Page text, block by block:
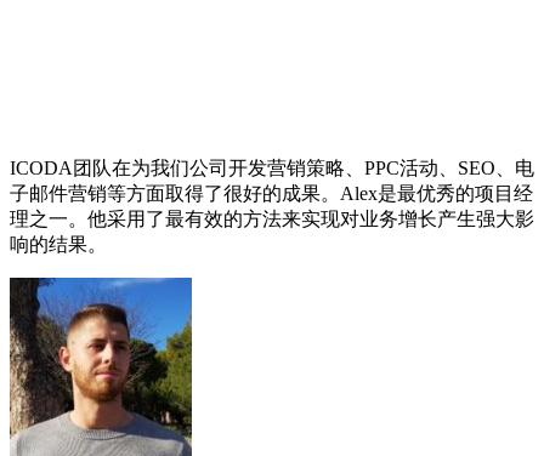
ICODA团队在为我们公司开发营销策略、PPC活动、SEO、电
子邮件营销等方面取得了很好的成果。Alex是最优秀的项目经
理之一。他采用了最有效的方法来实现对业务增长产生强大影
响的结果。